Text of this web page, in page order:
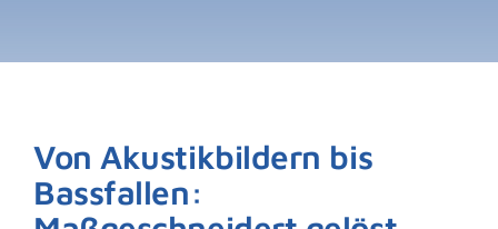
Von Akustikbildern bis
Bassfallen: